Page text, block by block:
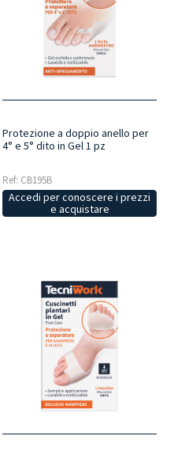
Protezione a doppio anello per
4° e 5° dito in Gel 1 pz
Ref: CB195B
Accedi per conoscere i prezzi
e acquistare